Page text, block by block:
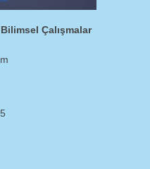
Çalışmalar